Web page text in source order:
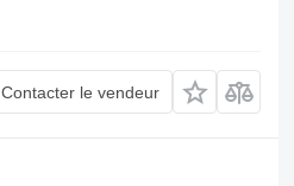
Contacter le vendeur